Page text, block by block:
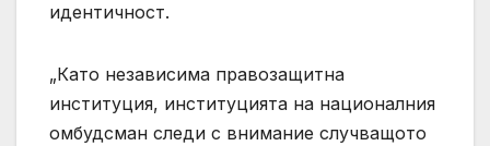
идентичност.
„Като независима правозащитна
институция, институцията на националния
омбудсман следи с внимание случващото